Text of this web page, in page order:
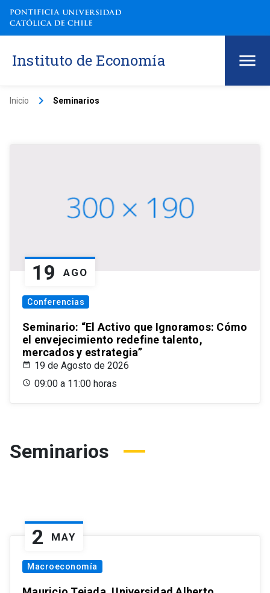
Instituto de Economía
Inicio keyboard_arrow_right Seminarios
19 AGO
Conferencias
Seminario: “El Activo que Ignoramos: Cómo
el envejecimiento redefine talento,
mercados y estrategia”
19 de Agosto de 2026
09:00 a 11:00 horas
Seminarios
2 MAY
Macroeconomía